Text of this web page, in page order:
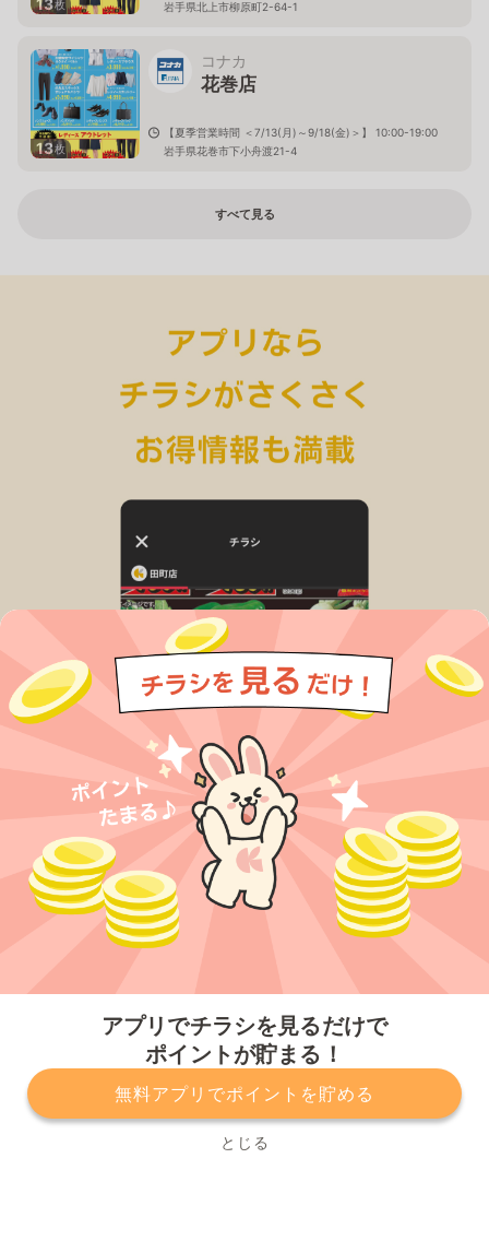
アプリでチラシを見るだけで
ポイントが貯まる！
無料アプリでポイントを貯める
とじる
13枚
岩手県北上市柳原町2-64-1
13枚
コナカ
花巻店
【夏季営業時間 ＜7/13(月)～9/18(金)＞】 10:00-19:00
岩手県花巻市下小舟渡21-4
すべて見る
プライバシーポリシー 利用規約
運営会社
サービスに関してのお問い合わせ